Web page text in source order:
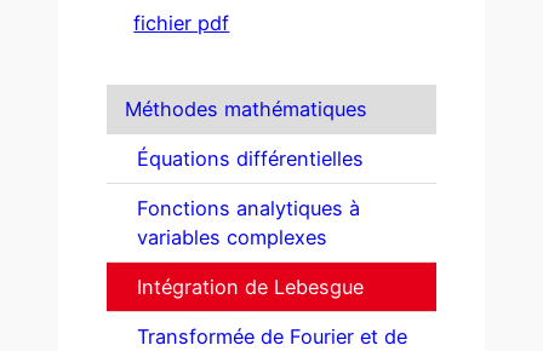
Méthodes mathématiques
Équations différentielles
Fonctions analytiques à
variables complexes
Intégration de Lebesgue
Transformée de Fourier et de
fichier pdf